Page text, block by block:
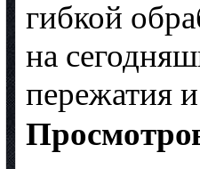
гибкой
на
пережатия